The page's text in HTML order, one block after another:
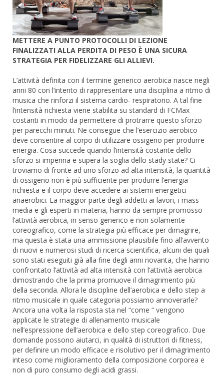
METTERE A PUNTO PROTOCOLLI DI LEZIONE
FINALIZZATI ALLA PERDITA DI PESO È UNA SICURA
STRATEGIA PER FIDELIZZARE GLI ALLIEVI.
L’attività definita con il termine generico aerobica nasce negli
anni 80 con l’intento di rappresentare una disciplina a ritmo di
musica che rinforzi il sistema cardio- respiratorio. A tal fine
l’intensità richiesta viene stabilita su standard di FCMax
costanti in modo da permettere di protrarre questo sforzo
per parecchi minuti. Ne consegue che l’esercizio aerobico
deve consentire al corpo di utilizzare ossigeno per produrre
energia. Cosa succede quando l’intensità costante dello
sforzo si impenna e supera la soglia dello stady state? Ci
troviamo di fronte ad uno sforzo ad alta intensità, la quantità
di ossigeno non è più sufficiente per produrre l’energia
richiesta e il corpo deve accedere ai sistemi energetici
anaerobici. La maggior parte degli addetti ai lavori, i mass
media e gli esperti in materia, hanno da sempre promosso
l’attività aerobica, in senso generico e non solamente
coreografico, come la strategia più efficace per dimagrire,
ma questa è stata una ammissione plausibile fino all’avvento
di nuovi e numerosi studi di ricerca scientifica, alcuni dei quali
sono stati eseguiti già alla fine degli anni novanta, che hanno
confrontato l’attività ad alta intensità con l’attività aerobica
dimostrando che la prima promuove il dimagrimento più
della seconda. Allora le discipline dell’aerobica e dello step a
ritmo musicale in quale categoria possiamo annoverarle?
Ancora una volta la risposta sta nel “come “ vengono
applicate le strategie di allenamento musicale
nell’espressione dell’aerobica e dello step coreografico. Due
domande possono aiutarci, in qualità di istruttori di fitness,
per definire un modo efficace e risolutivo per il dimagrimento
inteso come miglioramento della composizione corporea e
non di puro consumo degli acidi grassi.